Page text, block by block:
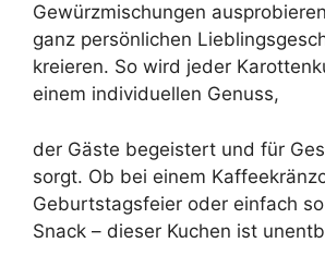
Gewürzmischungen
ganz persönlichen
kreieren. So wird jeder
einem individuellen Genuss,
der Gäste begeistert und für
sorgt. Ob bei einem
Geburtstagsfeier oder einfach
Snack – dieser Kuchen ist